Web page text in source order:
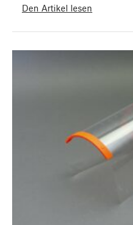
Den Artikel lesen